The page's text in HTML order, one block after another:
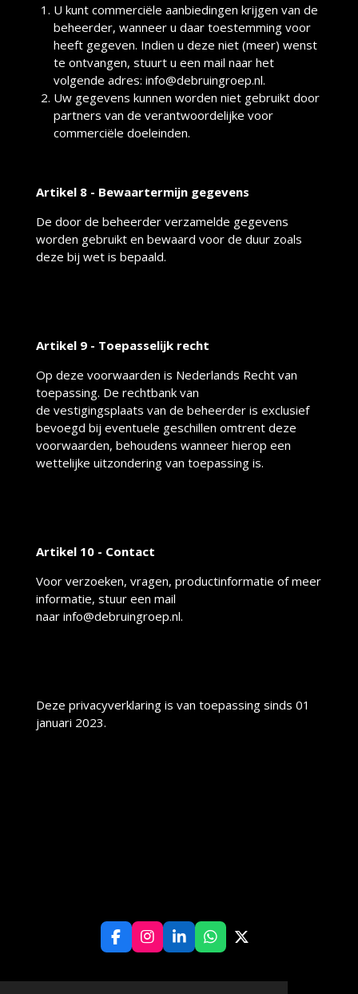
U kunt commerciële aanbiedingen krijgen van de
beheerder, wanneer u daar toestemming voor
heeft gegeven. Indien u deze niet (meer) wenst
te ontvangen, stuurt u een mail naar het
volgende adres: info@debruingroep.nl.
Uw gegevens kunnen worden niet gebruikt door
partners van de verantwoordelijke voor
commerciële doeleinden.
Artikel 8 - Bewaartermijn gegevens
De door de beheerder verzamelde gegevens
worden gebruikt en bewaard voor de duur zoals
deze bij wet is bepaald.
Artikel 9 - Toepasselijk recht
Op deze voorwaarden is Nederlands Recht van
toepassing. De rechtbank van
de vestigingsplaats van de beheerder is exclusief
bevoegd bij eventuele geschillen omtrent deze
voorwaarden, behoudens wanneer hierop een
wettelijke uitzondering van toepassing is.
Artikel 10 - Contact
Voor verzoeken, vragen, productinformatie of meer
informatie, stuur een mail
naar info@debruingroep.nl.
Deze privacyverklaring is van toepassing sinds 01
januari 2023.
F
a
e
I
n
t
L
i
k
W
h
t
X